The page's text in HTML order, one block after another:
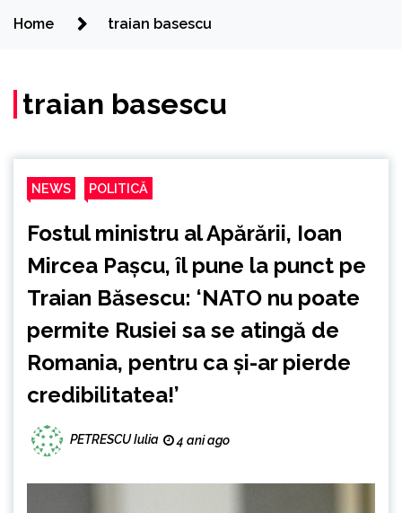
Home traian basescu
traian basescu
NEWS POLITICĂ
Fostul ministru al Apărării, Ioan
Mircea Pașcu, îl pune la punct pe
Traian Băsescu: ‘NATO nu poate
permite Rusiei sa se atingă de
Romania, pentru ca și-ar pierde
credibilitatea!’
PETRESCU Iulia 4 ani ago